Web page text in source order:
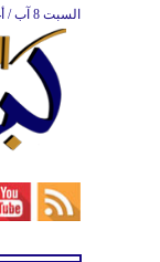
السبت 8 آب / أغسطس 2026